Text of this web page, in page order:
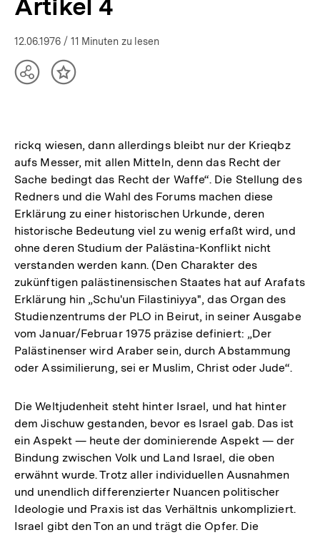
Artikel 4
12.06.1976 / 11 Minuten zu lesen
TeilenInhalt
rickq wiesen, dann allerdings bleibt nur der Krieqbz
aufs Messer, mit allen Mitteln, denn das Recht der
Sache bedingt das Recht der Waffe“. Die Stellung des
Redners und die Wahl des Forums machen diese
Erklärung zu einer historischen Urkunde, deren
historische Bedeutung viel zu wenig erfaßt wird, und
ohne deren Studium der Palästina-Konflikt nicht
verstanden werden kann. (Den Charakter des
zukünftigen palästinensischen Staates hat auf Arafats
Erklärung hin „Schu'un Filastiniyya", das Organ des
Studienzentrums der PLO in Beirut, in seiner Ausgabe
vom Januar/Februar 1975 präzise definiert: „Der
Palästinenser wird Araber sein, durch Abstammung
oder Assimilierung, sei er Muslim, Christ oder Jude“.
Die Weltjudenheit steht hinter Israel, und hat hinter
dem Jischuw gestanden, bevor es Israel gab. Das ist
ein Aspekt — heute der dominierende Aspekt — der
Bindung zwischen Volk und Land Israel, die oben
erwähnt wurde. Trotz aller individuellen Ausnahmen
und unendlich differenzierter Nuancen politischer
Ideologie und Praxis ist das Verhältnis unkompliziert.
Israel gibt den Ton an und trägt die Opfer. Die